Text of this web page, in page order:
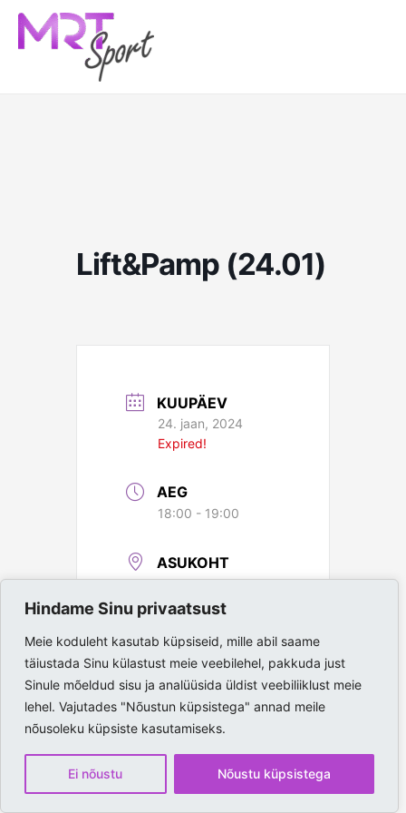
Hindame Sinu privaatsust
Meie koduleht kasutab küpsiseid, mille abil saame
täiustada Sinu külastust meie veebilehel, pakkuda just
Sinule mõeldud sisu ja analüüsida üldist veebiliiklust meie
lehel. Vajutades "Nõustun küpsistega" annad meile
nõusoleku küpsiste kasutamiseks.
Ei nõustu Nõustu küpsistega
content
Lift&Pamp (24.01)
KUUPÄEV
24. jaan, 2024
Expired!
AEG
18:00 - 19:00
ASUKOHT